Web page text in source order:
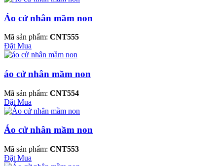
Áo cử nhân mầm non
Mã sản phẩm: CNT555
Đặt Mua
áo cử nhân mầm non
Mã sản phẩm: CNT554
Đặt Mua
Áo cử nhân mầm non
Mã sản phẩm: CNT553
Đặt Mua